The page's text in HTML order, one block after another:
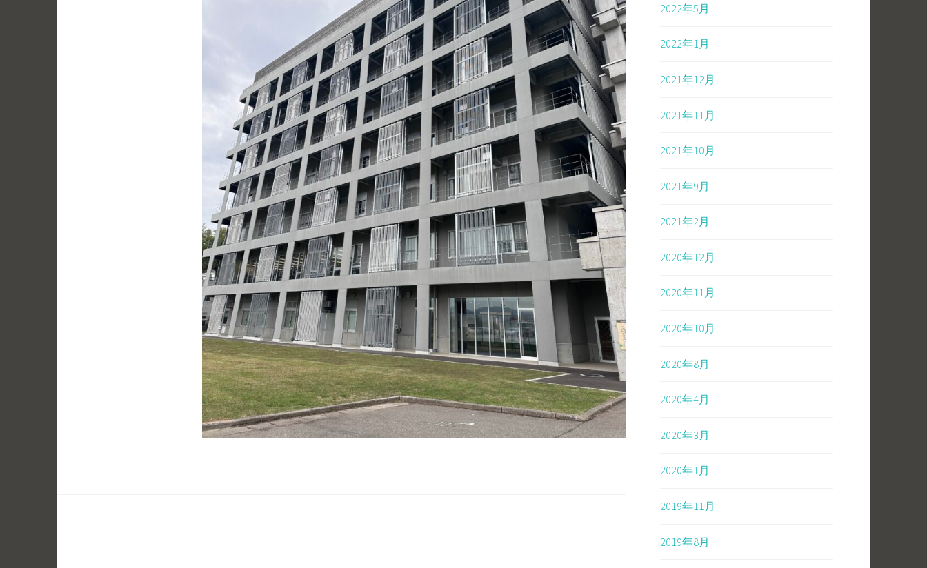
2022年5月
2022年1月
2021年12月
2021年11月
2021年10月
2021年9月
2021年2月
2020年12月
2020年11月
2020年10月
2020年8月
2020年4月
2020年3月
2020年1月
2019年11月
2019年8月